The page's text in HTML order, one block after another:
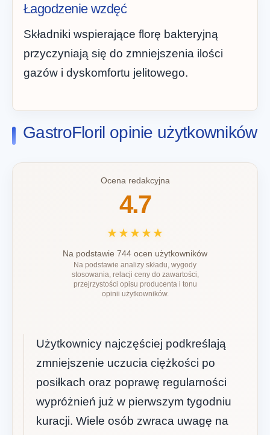
Łagodzenie wzdęć
Składniki wspierające florę bakteryjną
przyczyniają się do zmniejszenia ilości
gazów i dyskomfortu jelitowego.
GastroFloril opinie użytkowników
Ocena redakcyjna
4.7
★★★★★
Na podstawie 744 ocen użytkowników
Na podstawie analizy składu, wygody
stosowania, relacji ceny do zawartości,
przejrzystości opisu producenta i tonu
opinii użytkowników.
Użytkownicy najczęściej podkreślają
zmniejszenie uczucia ciężkości po
posiłkach oraz poprawę regularności
wypróżnień już w pierwszym tygodniu
kuracji. Wiele osób zwraca uwagę na